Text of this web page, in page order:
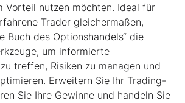
Vorteil nutzen möchten. Ideal für
Trader gleichermaßen,
Buch des Optionshandels“ die
um informierte
treffen, Risiken zu managen und
Erweitern Sie Ihr Trading-
Sie Ihre Gewinne und handeln Sie